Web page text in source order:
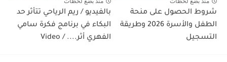
شروط الحصول على منحة
الطفل والأسرة 2026 وطريقة
التسجيل
بالفيديو / ريم الرياحي تتأثر حد
البكاء في برنامج فكرة سامي
الفهري أثر.... / Video